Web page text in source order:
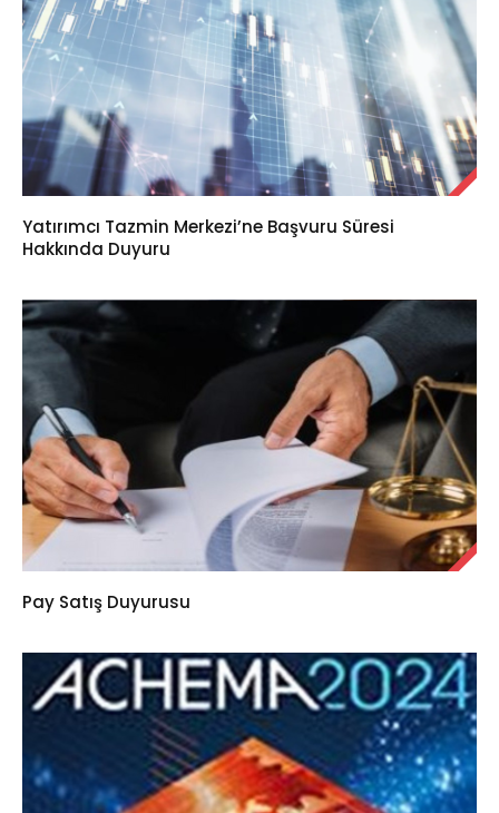
Yatırımcı Tazmin Merkezi’ne Başvuru Süresi
Hakkında Duyuru
Pay Satış Duyurusu